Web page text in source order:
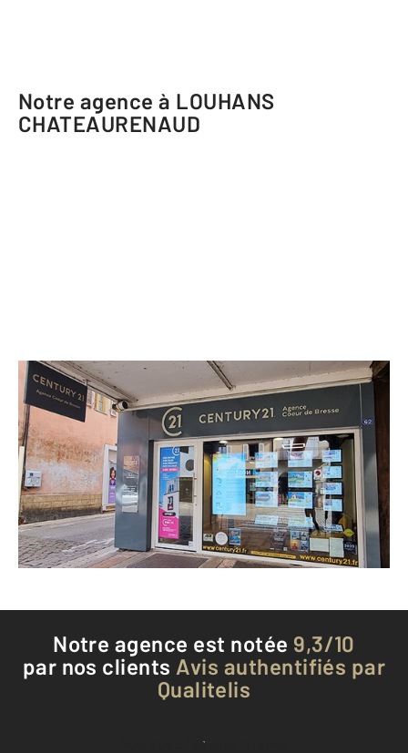
Notre agence à LOUHANS
CHATEAURENAUD
CENTURY 21 Agence Coeur de Bresse
62 grande Rue
LOUHANS CHATEAURENAUD - 71500
Envoyer un message
Téléphoner à l'agence
Notre agence est notée 9,3/10
par nos clients Avis authentifiés par
Qualitelis
Voir tous les avis clients